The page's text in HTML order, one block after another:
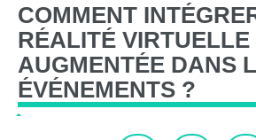
COMMENT
RÉALITÉ VIRTUELLE
AUGMENTÉE DANS
ÉVÉNEMENTS ?